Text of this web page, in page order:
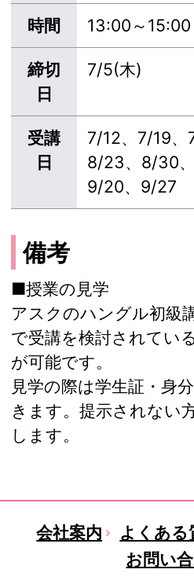
時間 13:00～15:00
締切
日
7/5(木)
受講
日
7/12、7/19、
8/23、8/30
9/20、9/27
備考
■授業の見学
アスクのハングル初級
で受講を検討されてい
が可能です。
見学の際は学生証・身
きます。提示されない
します。
会社案内 よくある
お問い